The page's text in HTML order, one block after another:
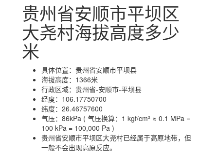
贵州省安顺市平坝区
大尧村海拔高度多少
米
具体位置： 贵州省安顺市平坝县
海拔高度： 1366米
行政区域： 贵州省-安顺市-平坝县
经度： 106.17750700
纬度： 26.46757600
气压： 86kPa ( 气压换算：1 kgf/cm² ≈ 0.1 MPa =
100 kPa = 100,000 Pa )
贵州省安顺市平坝区大尧村已经属于高原地带，但
一般不会出现高原反应。